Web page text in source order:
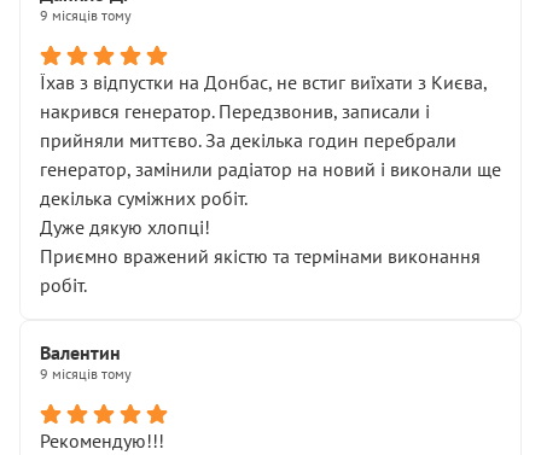
9 місяців тому
Їхав з відпустки на Донбас, не встиг виїхати з Києва,
накрився генератор. Передзвонив, записали і
прийняли миттєво. За декілька годин перебрали
генератор, замінили радіатор на новий і виконали ще
декілька суміжних робіт.
Дуже дякую хлопці!
Приємно вражений якістю та термінами виконання
робіт.
Валентин
9 місяців тому
Рекомендую!!!